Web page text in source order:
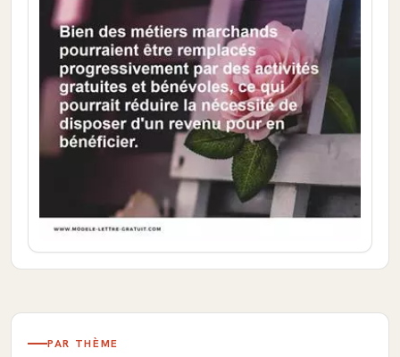
PAR THÈME